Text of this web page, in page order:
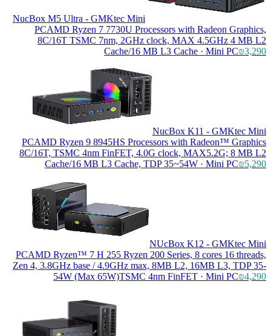
NucBox M5 Ultra - GMKtec Mini
PCAMD Ryzen 7 7730U Processors with Radeon Graphics,
8C/16T TSMC 7nm, 2GHz clock, MAX 4.5GHz 4 MB L2
Cache/16 MB L3 Cache · Mini PC₪3,290
NucBox K11 - GMKtec Mini
PCAMD Ryzen 9 8945HS Processors with Radeon™ Graphics
8C/16T, TSMC 4nm FinFET, 4.0G clock, MAX5.2G; 8 MB L2
Cache/16 MB L3 Cache, TDP 35~54W · Mini PC₪5,290
NUcBox K12 - GMKtec Mini
PCAMD Ryzen™ 7 H 255 Ryzen 200 Series, 8 cores 16 threads,
Zen 4, 3.8GHz base / 4.9GHz max, 8MB L2, 16MB L3, TDP 35-
54W (Max 65W)TSMC 4nm FinFET · Mini PC₪4,290